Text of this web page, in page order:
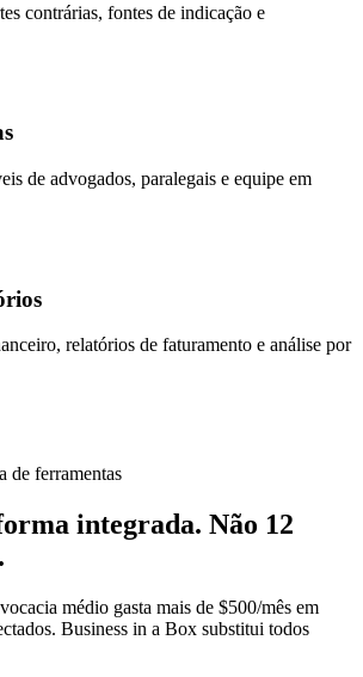
contrárias, fontes de indicação e
de advogados, paralegais e equipe em
relatórios de faturamento e análise por
de ferramentas
integrada. Não 12
médio gasta mais de $500/mês em
Business in a Box substitui todos